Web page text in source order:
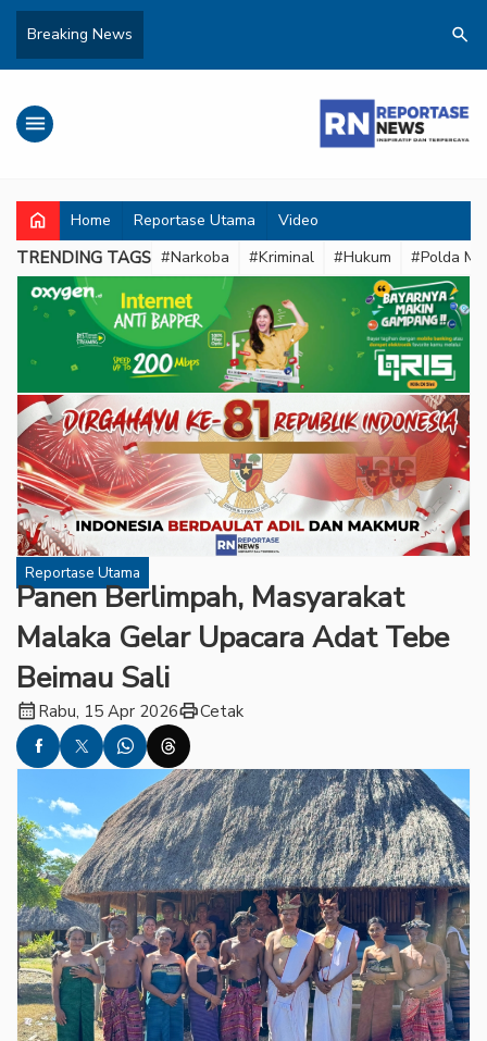
Breaking News search
menu
home Home Reportase Utama Video
TRENDING TAGS #Narkoba #Kriminal #Hukum #Polda
Reportase Utama
Panen Berlimpah, Masyarakat
Malaka Gelar Upacara Adat Tebe
Beimau Sali
calendar_month Rabu, 15 Apr 2026printCetak